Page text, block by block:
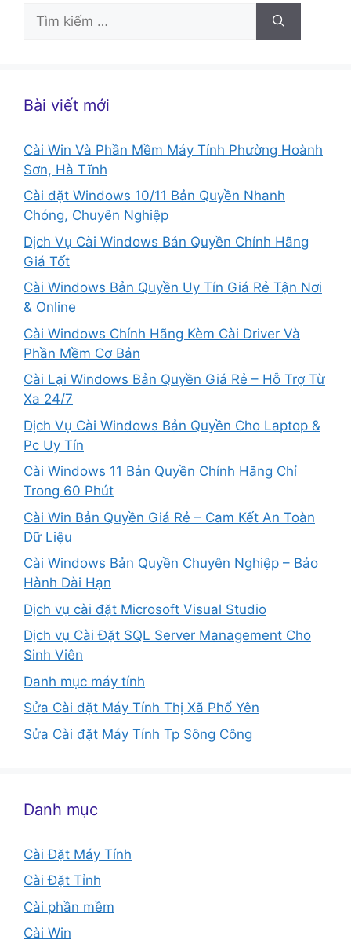
Tìm
kiếm
Bài viết mới
Cài Win Và Phần Mềm Máy Tính Phường Hoành
Sơn, Hà Tĩnh
Cài đặt Windows 10/11 Bản Quyền Nhanh
Chóng, Chuyên Nghiệp
Dịch Vụ Cài Windows Bản Quyền Chính Hãng
Giá Tốt
Cài Windows Bản Quyền Uy Tín Giá Rẻ Tận Nơi
& Online
Cài Windows Chính Hãng Kèm Cài Driver Và
Phần Mềm Cơ Bản
Cài Lại Windows Bản Quyền Giá Rẻ – Hỗ Trợ Từ
Xa 24/7
Dịch Vụ Cài Windows Bản Quyền Cho Laptop &
Pc Uy Tín
Cài Windows 11 Bản Quyền Chính Hãng Chỉ
Trong 60 Phút
Cài Win Bản Quyền Giá Rẻ – Cam Kết An Toàn
Dữ Liệu
Cài Windows Bản Quyền Chuyên Nghiệp – Bảo
Hành Dài Hạn
Dịch vụ cài đặt Microsoft Visual Studio
Dịch vụ Cài Đặt SQL Server Management Cho
Sinh Viên
Danh mục máy tính
Sửa Cài đặt Máy Tính Thị Xã Phổ Yên
Sửa Cài đặt Máy Tính Tp Sông Công
Danh mục
Cài Đặt Máy Tính
Cài Đặt Tỉnh
Cài phần mềm
Cài Win